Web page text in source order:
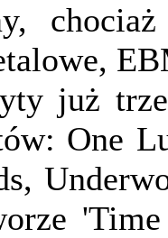
już
One